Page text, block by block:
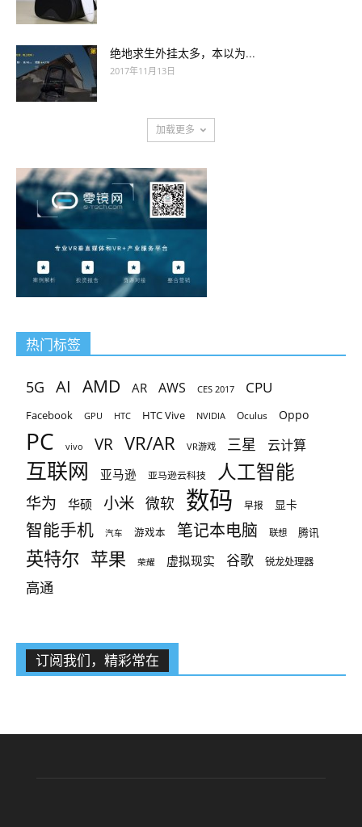
绝地求生外挂太多，本以为...
2017年11月13日
加载更多
热门标签
5G AI AMD AR AWS CES 2017 CPU
Facebook GPU HTC HTC Vive NVIDIA Oculus Oppo
PC vivo VR VR/AR VR游戏 三星 云计算
互联网 亚马逊 亚马逊云科技 人工智能
华为 华硕 小米 微软 数码 早报 显卡
智能手机 汽车 游戏本 笔记本电脑 联想 腾讯
英特尔 苹果 荣耀 虚拟现实 谷歌 锐龙处理器
高通
订阅我们，精彩常在